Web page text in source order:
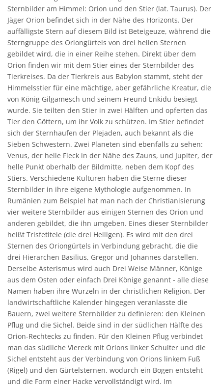
Sternbilder am Himmel: Orion und den Stier (lat. Taurus). Der
Jäger Orion befindet sich in der Nähe des Horizonts. Der
auffälligste Stern auf diesem Bild ist Beteigeuze, während die
Sterngruppe des Oriongürtels von drei hellen Sternen
gebildet wird, die in einer Reihe stehen. Direkt über dem
Orion finden wir mit dem Stier eines der Sternbilder des
Tierkreises. Da der Tierkreis aus Babylon stammt, steht der
Himmelsstier für eine mächtige, aber gefährliche Kreatur, die
von König Gilgamesch und seinem Freund Enkidu besiegt
wurde. Sie teilten den Stier in zwei Hälften und opferten das
Tier den Göttern, um ihr Volk zu schützen. Im Stier befindet
sich der Sternhaufen der Plejaden, auch bekannt als die
Sieben Schwestern. Zwei Planeten sind ebenfalls zu sehen:
Venus, der helle Fleck in der Nähe des Zauns, und Jupiter, der
helle Punkt oberhalb der Bildmitte, neben dem Kopf des
Stiers. Verschiedene Kulturen haben die Sterne dieser
Sternbilder in ihre eigene Mythologie aufgenommen. In
Rumänien zum Beispiel hat man nach der Christianisierung
vier weitere Sternbilder aus einigen Sternen des Orion und
anderen gebildet, die ihn umgeben. Eines dieser Sternbilder
heißt Trisfetitele (die drei Heiligen). Es wird mit den drei
Sternen des Oriongürtels in Verbindung gebracht, die die
drei Hierarchen Basilius, Gregor und Johannes darstellen.
Derselbe Asterismus wird auch Drei Weise Männer, Könige
aus dem Osten oder einfach Drei Könige genannt - alle diese
Namen haben ihre Wurzeln in der christlichen Religion. Der
landwirtschaftliche Kalender hingegen veranlasste die
Bauern, zwei weitere Sternbilder zu definieren: den Kleinen
Pflug und die Sichel. Beide sind in der südlichen Hälfte des
Orion-Rechtecks zu finden. Für den Kleinen Pflug verbindet
man das südliche Viereck mit Orions linker Schulter und die
Sichel entsteht aus der Verbindung von Orions linkem Fuß
(Rigel) und den Gürtelsternen, wodurch ein Bogen entsteht
und die Form einer Hacke vervollständigt wird. Im